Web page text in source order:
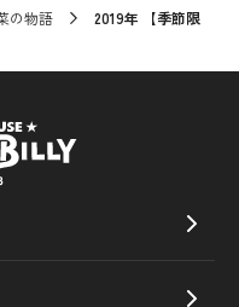
の物語
2019年 【季節限